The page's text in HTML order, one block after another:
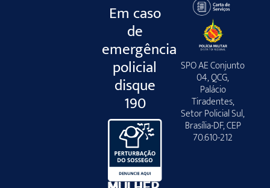
Em caso
de
emergência
policial
disque
190
SPO AE Conjunto
04, QCG,
Palácio
Tiradentes,
Setor Policial Sul,
Brasília-DF, CEP
70.610-212